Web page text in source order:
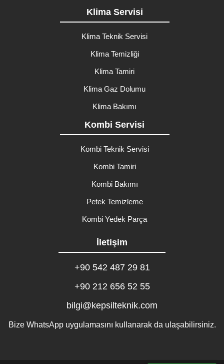
Klima Servisi
Klima Teknik Servisi
Klima Temizliği
Klima Tamiri
Klima Gaz Dolumu
Klima Bakımı
Kombi Servisi
Kombi Teknik Servisi
Kombi Tamiri
Kombi Bakımı
Petek Temizleme
Kombi Yedek Parça
İletişim
+90 542 487 29 81
+90 212 656 52 55
bilgi@kepsilteknik.com
Bize WhatsApp uygulamasını kullanarak da ulaşabilirsiniz.